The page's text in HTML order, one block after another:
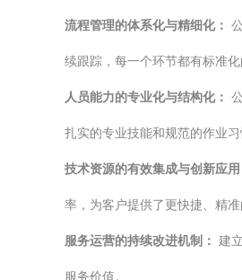
流程管理的体系化与精细化：
续跟踪，每一个环节都有标准
人员能力的专业化与结构化：
扎实的专业技能和规范的作业习
技术资源的有效集成与创新应用
率，为客户提供了更快捷、精准
服务运营的持续改进机制： 建
服务价值。